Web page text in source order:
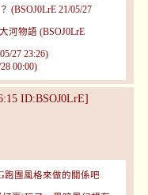
(BSOJ0LrE 21/05/27
河物語 (BSOJ0LrE
27 23:26)
00:00)
ID:BSOJ0LrE]
跑團風格來做的關係吧